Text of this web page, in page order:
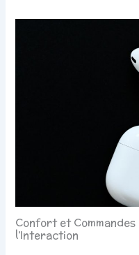
Confort et
l’Interaction